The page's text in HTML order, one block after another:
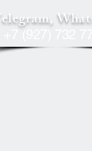
+7 (927) 732